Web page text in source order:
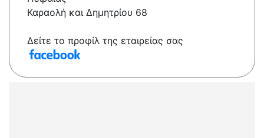
Καραολή και Δημητρίου 68
Δείτε το προφίλ της εταιρείας σας